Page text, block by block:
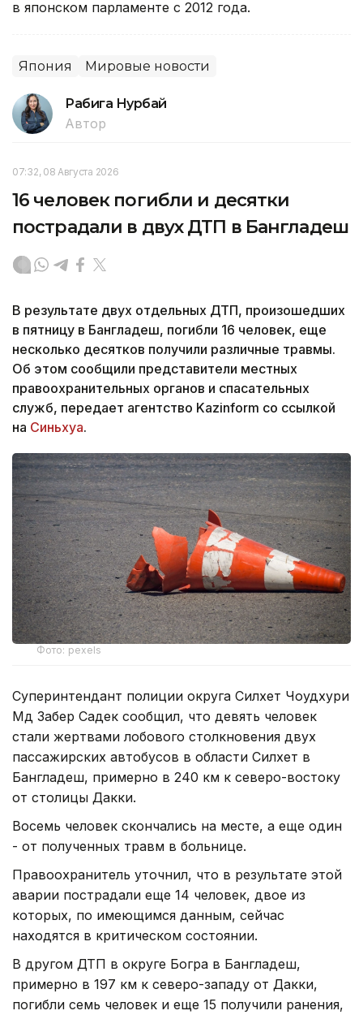
в японском парламенте с 2012 года.
Япония Мировые новости
Рабига Нурбай
Автор
07:32, 08 Августа 2026
16 человек погибли и десятки
пострадали в двух ДТП в Бангладеш
В результате двух отдельных ДТП, произошедших
в пятницу в Бангладеш, погибли 16 человек, еще
несколько десятков получили различные травмы.
Об этом сообщили представители местных
правоохранительных органов и спасательных
служб, передает агентство Kazinform со ссылкой
на Синьхуа.
Фото: pexels
Суперинтендант полиции округа Силхет Чоудхури
Мд Забер Садек сообщил, что девять человек
стали жертвами лобового столкновения двух
пассажирских автобусов в области Силхет в
Бангладеш, примерно в 240 км к северо-востоку
от столицы Дакки.
Восемь человек скончались на месте, а еще один
- от полученных травм в больнице.
Правоохранитель уточнил, что в результате этой
аварии пострадали еще 14 человек, двое из
которых, по имеющимся данным, сейчас
находятся в критическом состоянии.
В другом ДТП в округе Богра в Бангладеш,
примерно в 197 км к северо-западу от Дакки,
погибли семь человек и еще 15 получили ранения,